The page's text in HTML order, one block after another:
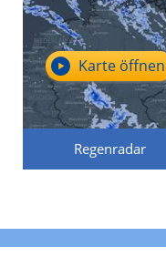
Regenradar
Karte öffnen